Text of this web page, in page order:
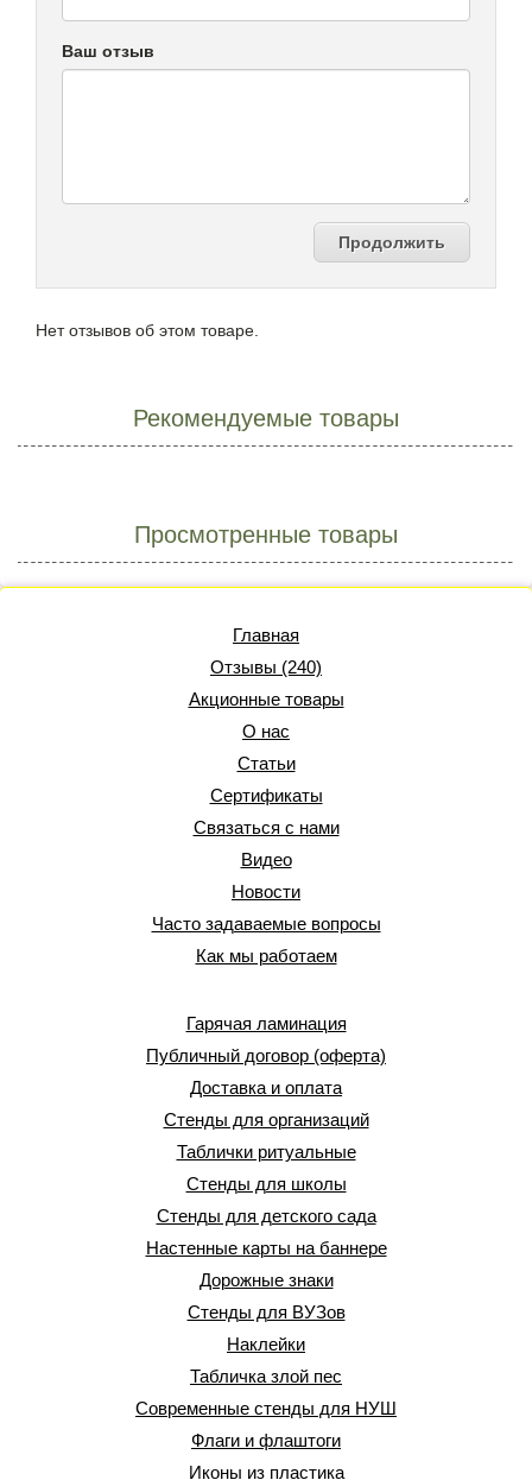
Ваш отзыв
Продолжить
Нет отзывов об этом товаре.
Рекомендуемые товары
Просмотренные товары
Главная
Отзывы (240)
Акционные товары
О нас
Статьи
Сертификаты
Связаться с нами
Видео
Новости
Часто задаваемые вопросы
Как мы работаем
Гарячая ламинация
Публичный договор (оферта)
Доставка и оплата
Стенды для организаций
Таблички ритуальные
Стенды для школы
Стенды для детского сада
Настенные карты на баннере
Дорожные знаки
Стенды для ВУЗов
Наклейки
Табличка злой пес
Современные стенды для НУШ
Флаги и флаштоги
Иконы из пластика